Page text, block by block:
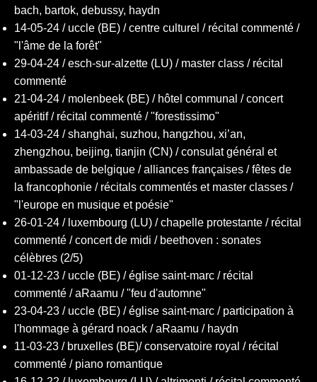
bach, bartok, debussy, haydn
14-05-24 / uccle (BE) / centre culturel / récital commenté /
"l'âme de la forêt"
29-04-24 / esch-sur-alzette (LU) / master class / récital
commenté
21-04-24 / molenbeek (BE) / hôtel communal / concert
apéritif / récital commenté / "forestissimo"
14-03-24 / shanghai, suzhou, hangzhou, xi’an,
zhengzhou, beijing, tianjin (CN) / consulat général et
ambassade de belgique / alliances françaises / fêtes de
la francophonie / récitals commentés et master classes /
"l'europe en musique et poésie"
26-01-24 / luxembourg (LU) / chapelle protestante / récital
commenté / concert de midi / beethoven : sonates
célèbres (2/5)
01-12-23 / uccle (BE) / église saint-marc / récital
commenté / aRaamu / "feu d'automne"
23-04-23 / uccle (BE) / église saint-marc / participation à
l'hommage à gérard noack / aRaamu / haydn
11-03-23 / bruxelles (BE)/ conservatoire royal / récital
commenté / piano romantique